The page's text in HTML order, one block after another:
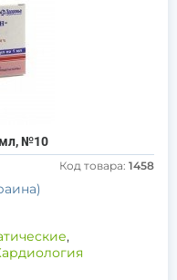
мл, №10
Код товара: 1458
,